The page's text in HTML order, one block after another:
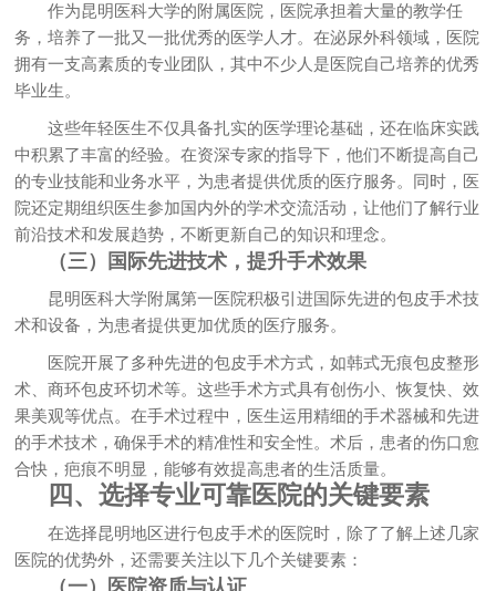
作为昆明医科大学的附属医院，医院承担着大量的教学任
务，培养了一批又一批优秀的医学人才。在泌尿外科领域，医院
拥有一支高素质的专业团队，其中不少人是医院自己培养的优秀
毕业生。
这些年轻医生不仅具备扎实的医学理论基础，还在临床实践
中积累了丰富的经验。在资深专家的指导下，他们不断提高自己
的专业技能和业务水平，为患者提供优质的医疗服务。同时，医
院还定期组织医生参加国内外的学术交流活动，让他们了解行业
前沿技术和发展趋势，不断更新自己的知识和理念。
（三）国际先进技术，提升手术效果
昆明医科大学附属第一医院积极引进国际先进的包皮手术技
术和设备，为患者提供更加优质的医疗服务。
医院开展了多种先进的包皮手术方式，如韩式无痕包皮整形
术、商环包皮环切术等。这些手术方式具有创伤小、恢复快、效
果美观等优点。在手术过程中，医生运用精细的手术器械和先进
的手术技术，确保手术的精准性和安全性。术后，患者的伤口愈
合快，疤痕不明显，能够有效提高患者的生活质量。
四、选择专业可靠医院的关键要素
在选择昆明地区进行包皮手术的医院时，除了了解上述几家
医院的优势外，还需要关注以下几个关键要素：
（一）医院资质与认证